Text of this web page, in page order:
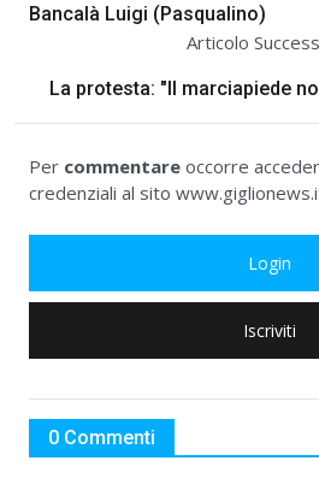
Bancalà Luigi (Pasqualino)
Articolo
La protesta: "Il marciapiede
Per commentare occorre
credenziali al sito
Login
Iscriviti
0 Commenti